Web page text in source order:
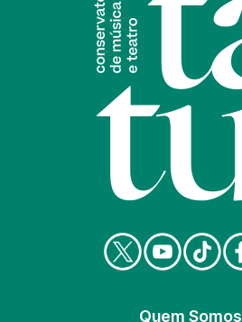
Quem Somos